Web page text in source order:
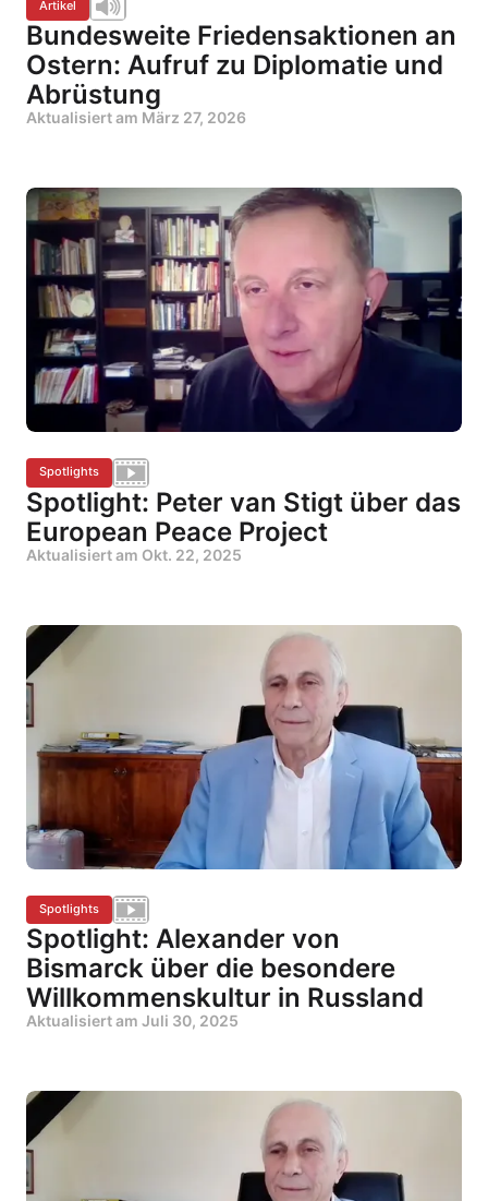
Artikel
Bundesweite Friedensaktionen an
Ostern: Aufruf zu Diplomatie und
Abrüstung
Aktualisiert am März 27, 2026
Spotlights
Spotlight: Peter van Stigt über das
European Peace Project
Aktualisiert am Okt. 22, 2025
Spotlights
Spotlight: Alexander von
Bismarck über die besondere
Willkommenskultur in Russland
Aktualisiert am Juli 30, 2025